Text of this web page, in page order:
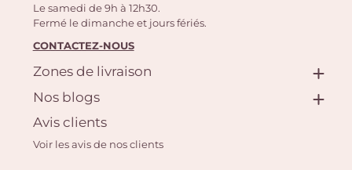
Le samedi de 9h à 12h30.
Fermé le dimanche et jours fériés.
CONTACTEZ-NOUS
Zones de livraison
Nos blogs
Avis clients
Voir les avis de nos clients